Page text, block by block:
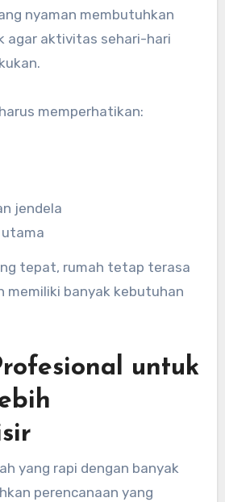
nyaman membutuhkan
agar aktivitas sehari-hari
memperhatikan:
jendela
tepat, rumah tetap terasa
memiliki banyak kebutuhan
untuk
yang rapi dengan banyak
perencanaan yang